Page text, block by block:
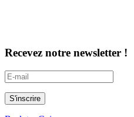
Recevez notre newsletter !